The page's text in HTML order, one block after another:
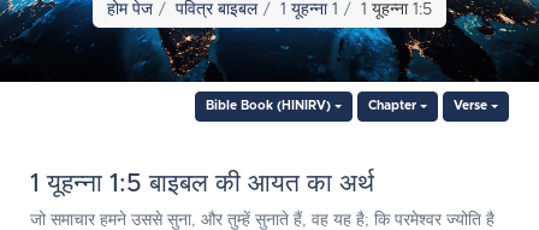
होम पेज पवित्र बाइबल 1 यूहन्ना 1 1 यूहन्ना 1:5
Bible Book (HINIRV) Chapter Verse
1 यूहन्ना 1:5 बाइबल की आयत का अर्थ
जो समाचार हमने उससे सुना, और तुम्हें सुनाते हैं, वह यह है; कि परमेश्‍वर ज्योति है